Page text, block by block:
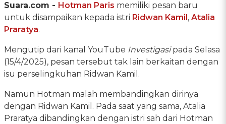
Suara.com - Hotman Paris memiliki pesan baru
untuk disampaikan kepada istri Ridwan Kamil, Atalia
Praratya.
Mengutip dari kanal YouTube Investigasipada Selasa
(15/4/2025), pesan tersebut tak lain berkaitan dengan
isu perselingkuhan Ridwan Kamil.
Namun Hotman malah membandingkan dirinya
dengan Ridwan Kamil. Pada saat yang sama, Atalia
Praratya dibandingkan dengan istri sah dari Hotman